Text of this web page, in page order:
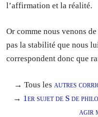
l’affirmation et la réalité.
Or comme nous venons
pas la stabilité que nous
correspondent donc que
→ Tous les autres
→ 1er sujet de S de
agir